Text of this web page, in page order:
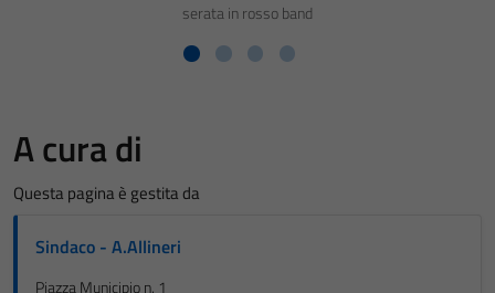
serata in rosso band
A cura di
Questa pagina è gestita da
Sindaco - A.Allineri
Piazza Municipio n. 1